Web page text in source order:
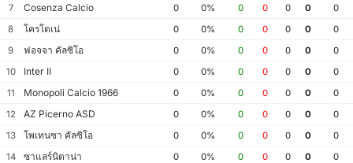
7
Cosenza Calcio 0 0% 0 0 0 0
0
8
โครโตเน่ 0 0% 0 0 0 0
0
9
ฟอจจา คัลซิโอ 0 0% 0 0 0 0
0
10
Inter II 0 0% 0 0 0 0
0
11
Monopoli Calcio 1966 0 0% 0 0 0 0
0
12
AZ Picerno ASD 0 0% 0 0 0 0
0
13
โพเทนซา คัลซิโอ 0 0% 0 0 0 0
0
14
ซาแลร์นิตาน่า 0 0% 0 0 0 0
0